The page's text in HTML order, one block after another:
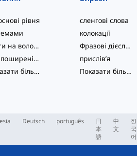
рівня
Тести на володіння мовою
Найпоширеніші
Показати більше
сленгові слова
колокації
Фразові дієслова
прислів’я
Показати більше
Deutsch português
日
本
語
中
文
한
국
어